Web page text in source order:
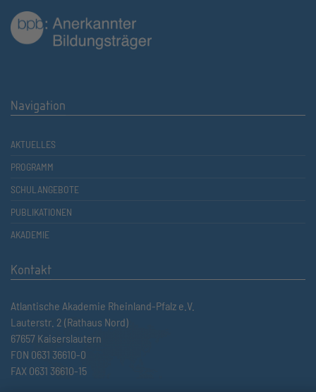
Navigation
AKTUELLES
PROGRAMM
SCHULANGEBOTE
PUBLIKATIONEN
AKADEMIE
Kontakt
Atlantische Akademie Rheinland-Pfalz e.V.
Lauterstr. 2 (Rathaus Nord)
67657 Kaiserslautern
FON 0631 36610-0
FAX 0631 36610-15